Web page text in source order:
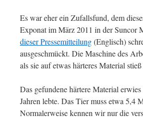
Es war eher ein Zufallsfund, dem
Exponat im März 2011 in der Suncor
dieser Pressemitteilung(Englisch)
ausgeschmückt. Die Maschine des
als sie auf etwas härteres Material
Das gefundene härtere Material
Jahren lebte. Das Tier muss etwa 5,4
Normalerweise kennen wir nur die